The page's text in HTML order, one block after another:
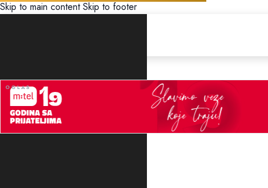
Skip to main content Skip to footer